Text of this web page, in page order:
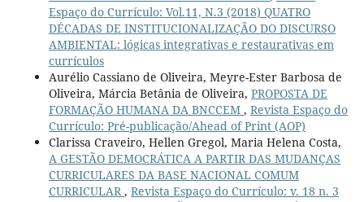
Espaço do Currículo: Vol.11, N.3 (2018) QUATRO
DÉCADAS DE INSTITUCIONALIZAÇÃO DO DISCURSO
AMBIENTAL: lógicas integrativas e restaurativas em
currículos
Aurélio Cassiano de Oliveira, Meyre-Ester Barbosa de
Oliveira, Márcia Betânia de Oliveira, PROPOSTA DE
FORMAÇÃO HUMANA DA BNCCEM , Revista Espaço do
Currículo: Pré-publicação/Ahead of Print (AOP)
Clarissa Craveiro, Hellen Gregol, Maria Helena Costa,
A GESTÃO DEMOCRÁTICA A PARTIR DAS MUDANÇAS
CURRICULARES DA BASE NACIONAL COMUM
CURRICULAR, Revista Espaço do Currículo: v. 18 n. 3